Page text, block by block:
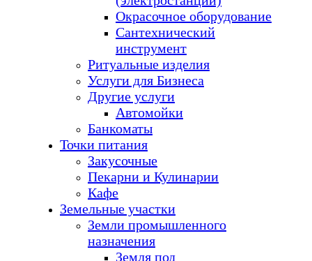
Окрасочное оборудование
Сантехнический
инструмент
Ритуальные изделия
Услуги для Бизнеса
Другие услуги
Автомойки
Банкоматы
Точки питания
Закусочные
Пекарни и Кулинарии
Кафе
Земельные участки
Земли промышленного
назначения
Земля под